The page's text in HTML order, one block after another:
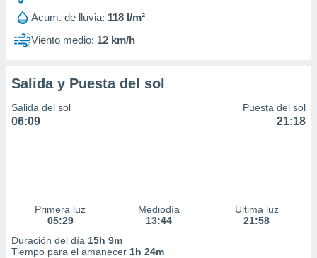
Acum. de lluvia: 118 l/m²
Viento medio: 12 km/h
Salida y Puesta del sol
Salida del sol
06:09
Puesta del sol
21:18
Primera luz
05:29
Mediodía
13:44
Última luz
21:58
Duración del día 15h 9m
Tiempo para el amanecer 1h 24m